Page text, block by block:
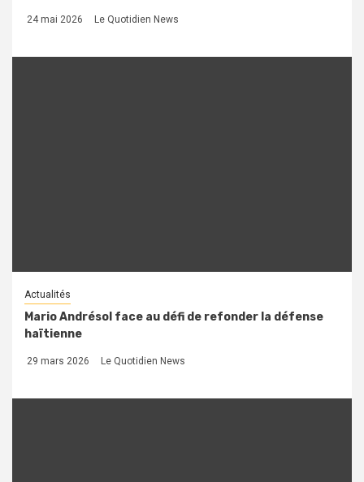
24 mai 2026 Le Quotidien News
Actualités
Mario Andrésol face au défi de refonder la défense
haïtienne
29 mars 2026 Le Quotidien News